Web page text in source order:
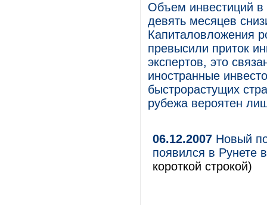
Объем инвестиций в
девять месяцев
Капиталовложения
превысили приток
экспертов, это
иностранные
быстрорастущих
рубежа вероятен
06.12.2007 Новый
появился в Рунете
короткой строкой)